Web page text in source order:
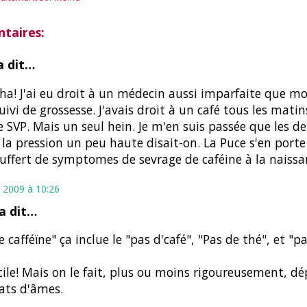
dit…
J'ai eu droit à un médecin aussi imparfaite que
de grossesse. J'avais droit à un café tous les
SVP. Mais un seul hein. Je m'en suis passée que les
pression un peu haute disait-on. La Puce s'en
de symptomes de sevrage de caféine à la
à 10:26
dit…
cafféïne" ça inclue le "pas d'café", "Pas de thé", et
Mais on le fait, plus ou moins rigoureusement,
d'âmes.